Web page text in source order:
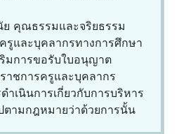
ย คุณธรรมและจริยธรรม
รูและบุคลากรทางการศึกษา
ริมการขอรับใบอนุญาต
าชการครูและบุคลากร
ำเนินการเกี่ยวกับการบริหาร
ตามกฎหมายว่าด้วยการนั้น